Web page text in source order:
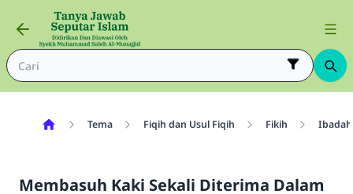
Tema Fiqih dan Usul Fiqih Fikih
Membasuh Kaki Sekali Diterima Dalam